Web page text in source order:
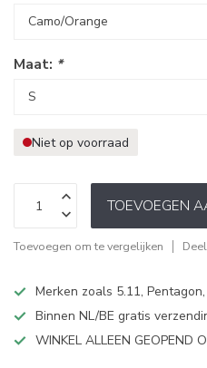
Maat: *
Niet op voorraad
TOEVOEGEN
Toevoegen om te vergelijken
Merken zoals 5.11,
Binnen NL/BE gratis
WINKEL ALLEEN GEOPEND